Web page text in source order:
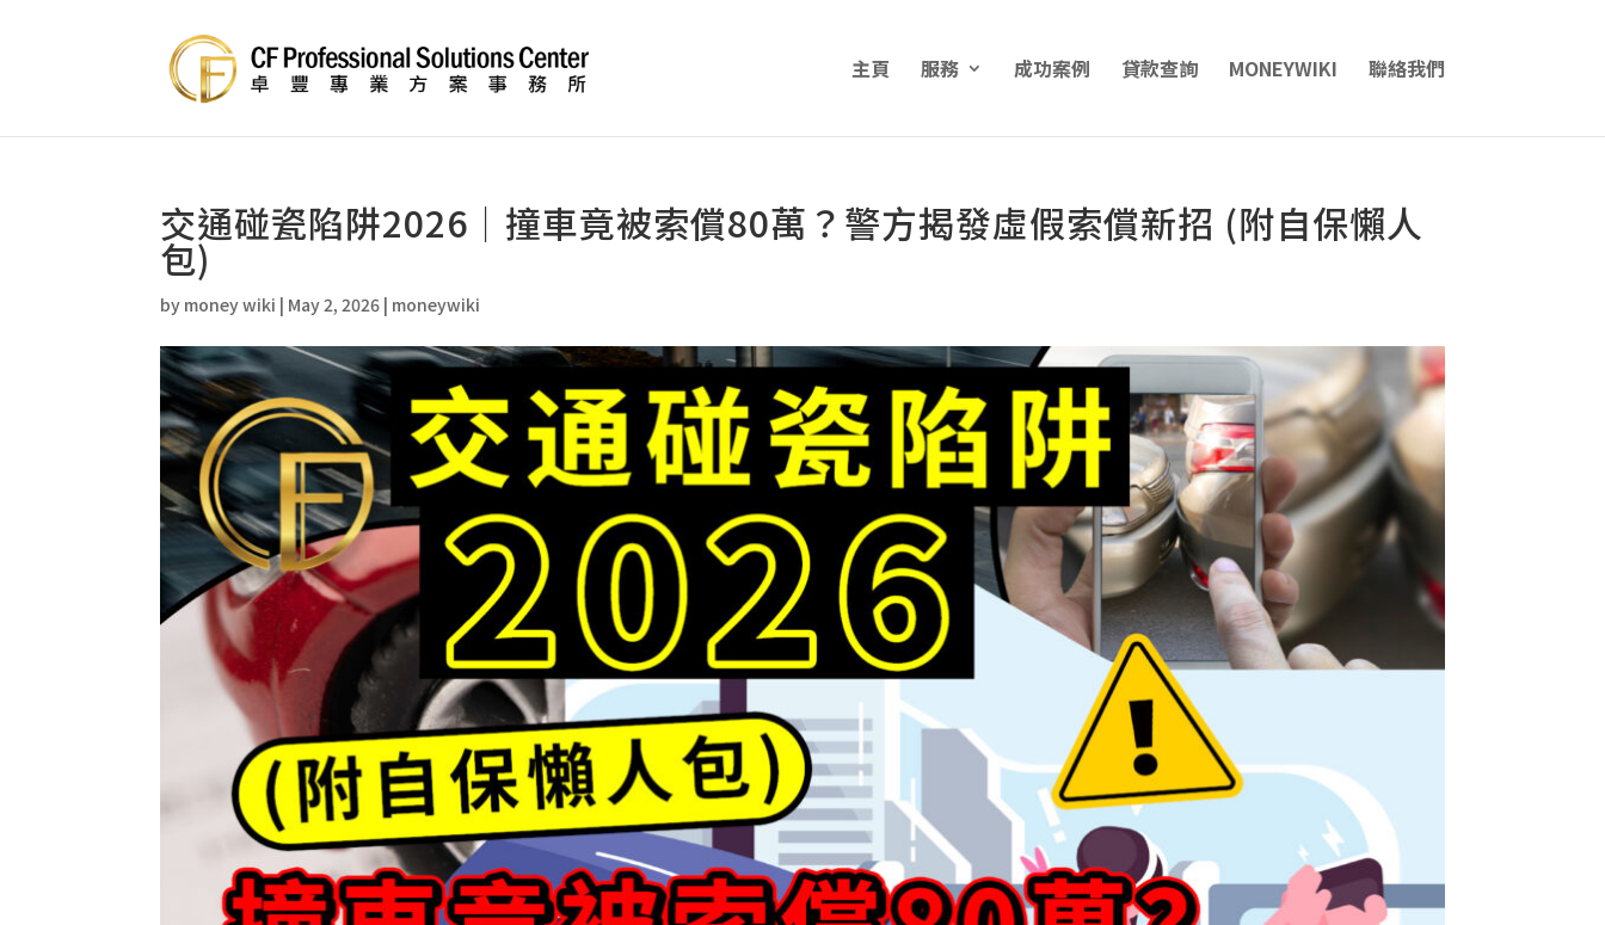
主頁 服務 成功案例 貸款查詢 MONEYWIKI 聯絡我們
交通碰瓷陷阱2026｜撞車竟被索償80萬？警方揭發虛假索償新招 (附自保懶人
包)
by money wiki | May 2, 2026 | moneywiki